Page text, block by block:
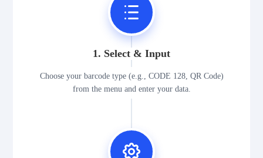
1. Select & Input
Choose your barcode type (e.g., CODE 128, QR Code)
from the menu and enter your data.